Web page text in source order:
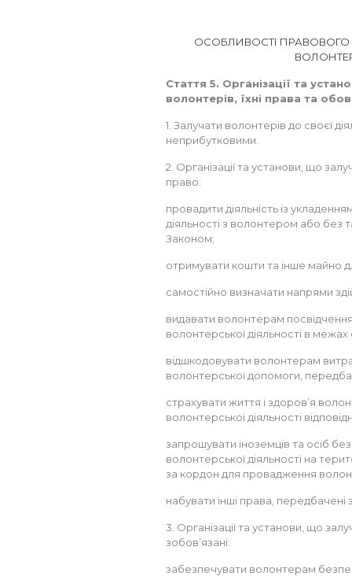
ОСОБЛИВОСТІ ПРАВОВОГО
Стаття 5. Організації та
волонтерів, їхні права та
1. Залучати волонтерів до своєї
неприбутковими.
2. Організації та установи, що
право:
провадити діяльність із
діяльності з волонтером або без
Законом;
отримувати кошти та інше майно
самостійно визначати напрями
видавати волонтерам
волонтерської діяльності в межах
відшкодовувати волонтерам
волонтерської допомоги,
страхувати життя і здоров’я
волонтерської діяльності
запрошувати іноземців та осіб
волонтерської діяльності на
за кордон для провадження
набувати інші права, передбачені
3. Організації та установи, що
зобов’язані:
забезпечувати волонтерам